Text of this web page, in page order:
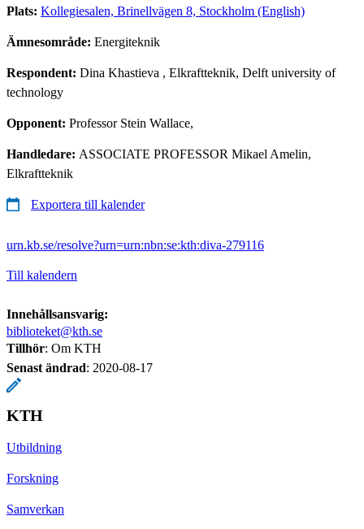
Plats: Kollegiesalen, Brinellvägen 8, Stockholm (English)
Ämnesområde: Energiteknik
Respondent: Dina Khastieva , Elkraftteknik, Delft university of
technology
Opponent: Professor Stein Wallace,
Handledare: ASSOCIATE PROFESSOR Mikael Amelin,
Elkraftteknik
Exportera till kalender
urn.kb.se/resolve?urn=urn:nbn:se:kth:diva-279116
Till kalendern
Innehållsansvarig:
biblioteket@kth.se
Tillhör: Om KTH
Senast ändrad: 2020-08-17
KTH
Utbildning
Forskning
Samverkan